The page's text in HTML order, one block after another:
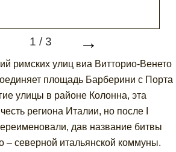
1 /3 →
римских улиц виа Витторио-Венето
площадь Барберини с Порта
улицы в районе Колонна, эта
региона Италии, но после I
дав название битвы
– северной итальянской коммуны.